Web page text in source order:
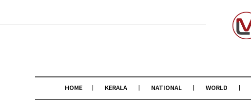
HOME KERALA NATIONAL WORLD